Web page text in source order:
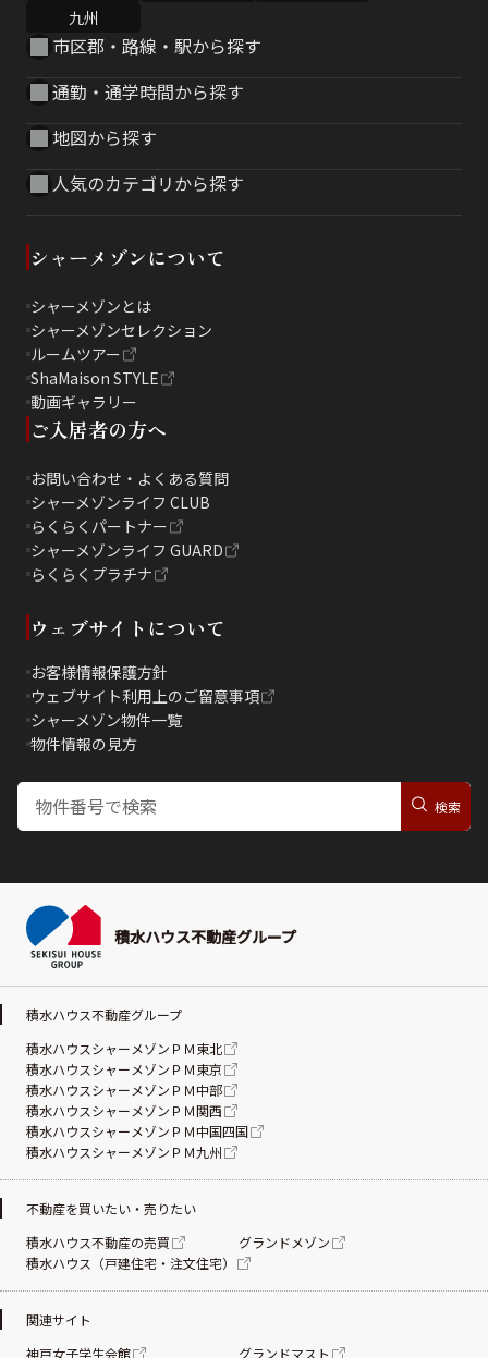
九州
市区郡・路線・駅から探す
通勤・通学時間から探す
地図から探す
人気のカテゴリから探す
シャーメゾンについて
シャーメゾンとは
シャーメゾンセレクション
ルームツアー
ShaMaison STYLE
動画ギャラリー
ご入居者の方へ
お問い合わせ・よくある質問
シャーメゾンライフ CLUB
らくらくパートナー
シャーメゾンライフ GUARD
らくらくプラチナ
ウェブサイトについて
お客様情報保護方針
ウェブサイト利用上のご留意事項
シャーメゾン物件一覧
物件情報の見方
積水ハウス不動産グループ
積水ハウス不動産グループ
積水ハウスシャーメゾンＰＭ東北
積水ハウスシャーメゾンＰＭ東京
積水ハウスシャーメゾンＰＭ中部
積水ハウスシャーメゾンＰＭ関西
積水ハウスシャーメゾンＰＭ中国四国
積水ハウスシャーメゾンＰＭ九州
不動産を買いたい・売りたい
積水ハウス不動産の売買
グランドメゾン
積水ハウス（戸建住宅・注文住宅）
関連サイト
神戸女子学生会館
グランドマスト